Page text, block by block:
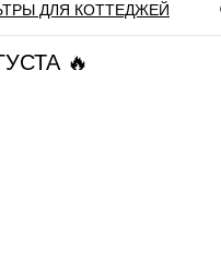
ДЛЯ КОТТЕДЖЕЙ
🔥